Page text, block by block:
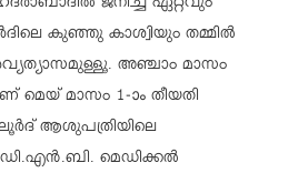
ജനിച്ച ഏറ്റവും
കുഞ്ഞു കാശ്വിയും തമ്മില്‍
അഞ്ചാം മാസം
മാസം 1-ാം തീയതി
ആശുപത്രിയിലെ
മെഡിക്കല്‍